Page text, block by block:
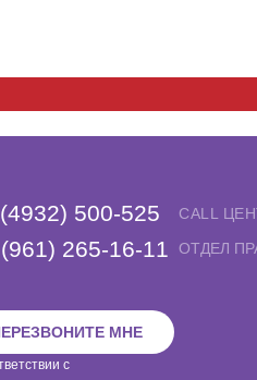
с
МНЕ
500-525
265-16-11
ОТДЕЛ
CALL